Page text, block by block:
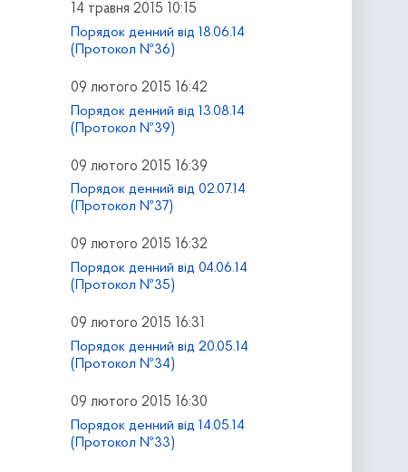
14 травня 2015 10:15
Порядок денний від 18.06.14
(Протокол №36)
09 лютого 2015 16:42
Порядок денний від 13.08.14
(Протокол №39)
09 лютого 2015 16:39
Порядок денний від 02.07.14
(Протокол №37)
09 лютого 2015 16:32
Порядок денний від 04.06.14
(Протокол №35)
09 лютого 2015 16:31
Порядок денний від 20.05.14
(Протокол №34)
09 лютого 2015 16:30
Порядок денний від 14.05.14
(Протокол №33)